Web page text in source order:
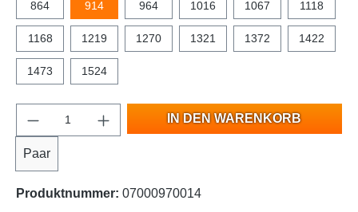
864 914 964 1016 1067 1118
1168 1219 1270 1321 1372 1422
1473 1524
Paar
IN DEN WARENKORB
Produktnummer: 07000970014